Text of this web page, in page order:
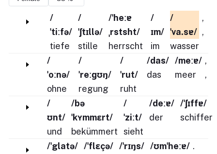
/
ˈtiːfə/
tiefe
/
ˈʃtɪllə/
stille
/ˈheːɐ
ˌrstsht/
herrscht
/
ɪm/
im
/
ˈva.sɐ/
wasser
,
,
/
ˈoːnə/
ohne
/
ˈreːɡʊŋ/
regung
/
ˈrut/
ruht
/das/
das
/meːɐ/
meer
,
,
/
ʊnt/
und
/bə
ˈkʏmmɛrt/
bekümmert
/
ˈziːt/
sieht
/deːɐ/
der
/ˈʃɪffɐ/
schiffer
/ˈglatə/ /ˈflɛçə/ /ˈrɪŋs/ /ʊmˈheːɐ/ .